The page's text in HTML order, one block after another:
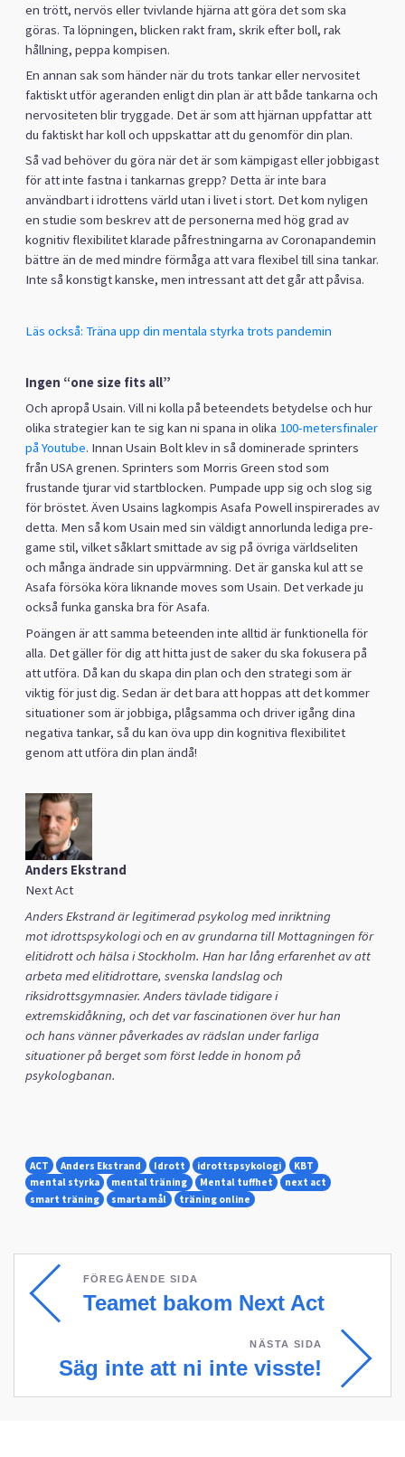
en trött, nervös eller tvivlande hjärna att göra det som ska
göras. Ta löpningen, blicken rakt fram, skrik efter boll, rak
hållning, peppa kompisen.
En annan sak som händer när du trots tankar eller nervositet
faktiskt utför ageranden enligt din plan är att både tankarna och
nervositeten blir tryggade. Det är som att hjärnan uppfattar att
du faktiskt har koll och uppskattar att du genomför din plan.
Så vad behöver du göra när det är som kämpigast eller jobbigast
för att inte fastna i tankarnas grepp? Detta är inte bara
användbart i idrottens värld utan i livet i stort. Det kom nyligen
en studie som beskrev att de personerna med hög grad av
kognitiv flexibilitet klarade påfrestningarna av Coronapandemin
bättre än de med mindre förmåga att vara flexibel till sina tankar.
Inte så konstigt kanske, men intressant att det går att påvisa.
Läs också: Träna upp din mentala styrka trots pandemin
Ingen “one size fits all”
Och apropå Usain. Vill ni kolla på beteendets betydelse och hur
olika strategier kan te sig kan ni spana in olika 100-metersfinaler
på Youtube. Innan Usain Bolt klev in så dominerade sprinters
från USA grenen. Sprinters som Morris Green stod som
frustande tjurar vid startblocken. Pumpade upp sig och slog sig
för bröstet. Även Usains lagkompis Asafa Powell inspirerades av
detta. Men så kom Usain med sin väldigt annorlunda lediga pre-
game stil, vilket såklart smittade av sig på övriga världseliten
och många ändrade sin uppvärmning. Det är ganska kul att se
Asafa försöka köra liknande moves som Usain. Det verkade ju
också funka ganska bra för Asafa.
Poängen är att samma beteenden inte alltid är funktionella för
alla. Det gäller för dig att hitta just de saker du ska fokusera på
att utföra. Då kan du skapa din plan och den strategi som är
viktig för just dig. Sedan är det bara att hoppas att det kommer
situationer som är jobbiga, plågsamma och driver igång dina
negativa tankar, så du kan öva upp din kognitiva flexibilitet
genom att utföra din plan ändå!
Anders Ekstrand
Next Act
Anders Ekstrandär legitimerad psykolog med inriktning
motidrottspsykologioch en avgrundarna till Mottagningen för
elitidrott och hälsa i Stockholm. Han harlång erfarenhet av att
arbeta med elitidrottare, svenska landslag och
riksidrottsgymnasier. Anders tävlade tidigarei
extremskidåkning, och det var fascinationen över hur han
och hans vännerpåverkades avrädslan under farliga
situationer på bergetsom förstledde in honom på
psykologbanan.
ACT Anders Ekstrand Idrott idrottspsykologi
KBT
mental styrka
mental träning Mental tuffhet
next act
smart träning
smarta mål träning online
FÖREGÅENDE SIDA
Teamet bakom Next Act
NÄSTA SIDA
Säg inte att ni inte visste!